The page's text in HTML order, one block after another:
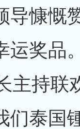
导慷慨
运奖品
持联
们泰国